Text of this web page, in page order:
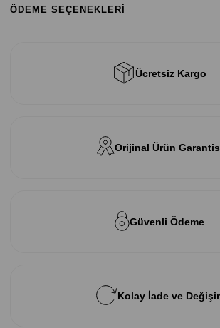
ÖDEME SEÇENEKLERI
Ücretsiz Kargo
Orijinal Ürün
Güvenli Ödeme
Kolay İade ve